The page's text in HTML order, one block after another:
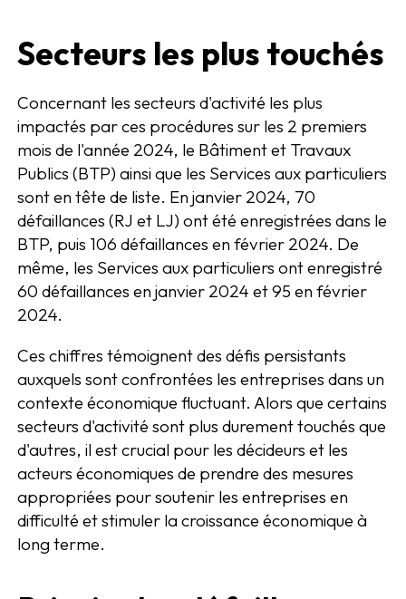
Secteurs les plus touchés
Concernant les secteurs d'activité les plus
impactés par ces procédures sur les 2 premiers
mois de l'année 2024, le Bâtiment et Travaux
Publics (BTP) ainsi que les Services aux particuliers
sont en tête de liste. En janvier 2024, 70
défaillances (RJ et LJ) ont été enregistrées dans le
BTP, puis 106 défaillances en février 2024. De
même, les Services aux particuliers ont enregistré
60 défaillances en janvier 2024 et 95 en février
2024.
Ces chiffres témoignent des défis persistants
auxquels sont confrontées les entreprises dans un
contexte économique fluctuant. Alors que certains
secteurs d'activité sont plus durement touchés que
d'autres, il est crucial pour les décideurs et les
acteurs économiques de prendre des mesures
appropriées pour soutenir les entreprises en
difficulté et stimuler la croissance économique à
long terme.